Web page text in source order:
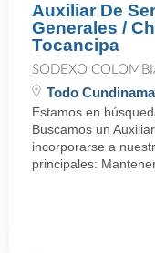
Auxiliar De
Generales /
Tocancipa
SODEXO
Todo
Estamos en
Buscamos un
incorporarse a
principales: